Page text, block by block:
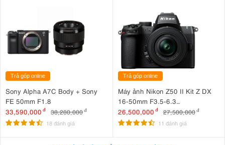
Trả góp online
Sony Alpha A7C Body + Sony
FE 50mm F1.8
33,590,000 đ 38,280,000đ
18 đánh giá
Trả góp online
Máy ảnh Nikon Z50 II Kit Z DX
16-50mm F3.5-6.3
VR Nhập khẩu
26,500,000 đ 27,500,000 đ
11 đánh giá